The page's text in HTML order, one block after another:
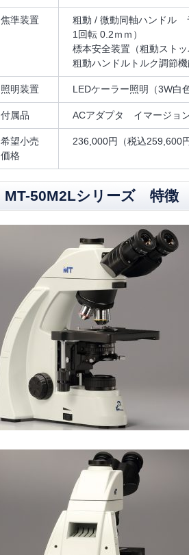
焦準装置
粗動 / 微動同軸ハンドル
1回転 0.2ｍｍ）
標本安全装置（粗動スト
粗動ハンドルトルク調節
照明装置 LEDケーラー照明（3W
付属品 ACアダプタ イマージョ
希望小売
価格
236,000円（税込259,600円
MT-50M2Lシリーズ 特徴